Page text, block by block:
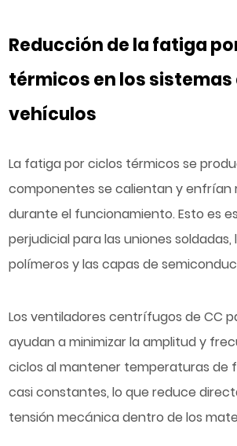
Reducción de la fatiga
térmicos en los sistemas
vehículos
La fatiga por ciclos térmicos se
componentes se calientan y
durante el funcionamiento. Esto es
perjudicial para las uniones
polímeros y las capas de
Los ventiladores centrífugos de CC
ayudan a minimizar la amplitud y
ciclos al mantener temperaturas de
casi constantes, lo que reduce
tensión mecánica dentro de los